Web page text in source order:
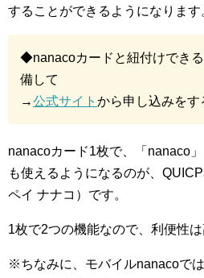
することができるようになります
◆nanacoカードと紐付けでき
備して
→公式サイト から申し込みをす
nanacoカード1枚で、「nanaco
も使えるようになるのが、
ペイ ナナコ）です。
1枚で2つの機能なので、利便性は
※ちなみに、モバイルnanacoで